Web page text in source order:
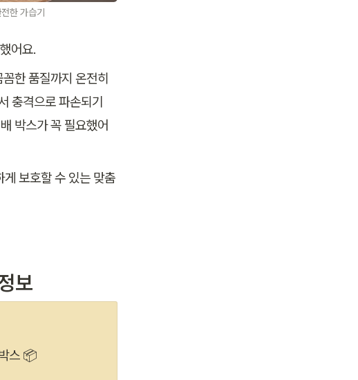
한 가습기
어요.
한 품질까지 온전히
충격으로 파손되기
박스가 꼭 필요했어
게 보호할 수 있는 맞춤
보
스 📦